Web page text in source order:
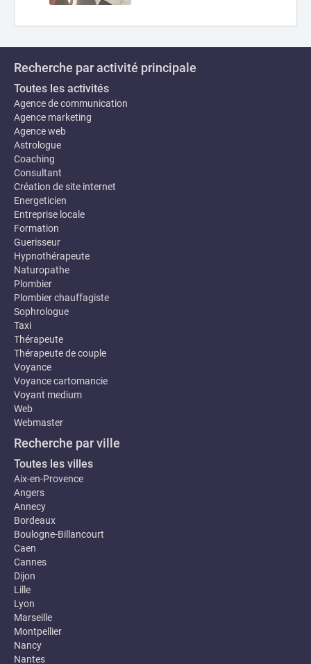
Recherche par activité principale
Toutes les activités
Agence de communication
Agence marketing
Agence web
Astrologue
Coaching
Consultant
Création de site internet
Energeticien
Entreprise locale
Formation
Guerisseur
Hypnothérapeute
Naturopathe
Plombier
Plombier chauffagiste
Sophrologue
Taxi
Thérapeute
Thérapeute de couple
Voyance
Voyance cartomancie
Voyant medium
Web
Webmaster
Recherche par ville
Toutes les villes
Aix-en-Provence
Angers
Annecy
Bordeaux
Boulogne-Billancourt
Caen
Cannes
Dijon
Lille
Lyon
Marseille
Montpellier
Nancy
Nantes